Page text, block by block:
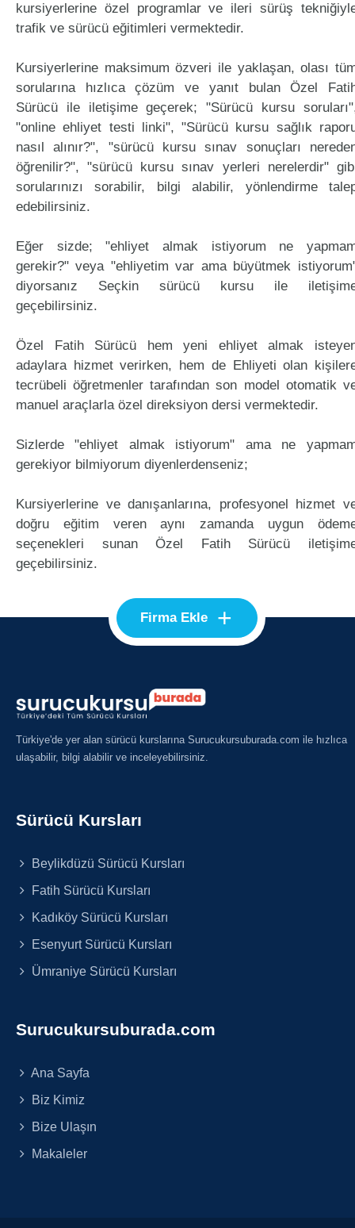
kursiyerlerine özel programlar ve ileri sürüş
trafik ve sürücü eğitimleri vermektedir.
Kursiyerlerine maksimum özveri ile yaklaşan, olası
sorularına hızlıca çözüm ve yanıt bulan Özel
Sürücü ile iletişime geçerek; "Sürücü kursu
"online ehliyet testi linki", "Sürücü kursu sağlık
nasıl alınır?", "sürücü kursu sınav sonuçları
öğrenilir?", "sürücü kursu sınav yerleri nerelerdir"
sorularınızı sorabilir, bilgi alabilir, yönlendirme
edebilirsiniz.
Eğer sizde; "ehliyet almak istiyorum ne
gerekir?" veya "ehliyetim var ama büyütmek
diyorsanız Seçkin sürücü kursu ile
geçebilirsiniz.
Özel Fatih Sürücü hem yeni ehliyet almak
adaylara hizmet verirken, hem de Ehliyeti olan
tecrübeli öğretmenler tarafından son model otomatik
manuel araçlarla özel direksiyon dersi vermektedir.
Sizlerde "ehliyet almak istiyorum" ama ne
gerekiyor bilmiyorum diyenlerdenseniz;
Kursiyerlerine ve danışanlarına, profesyonel hizmet
doğru eğitim veren aynı zamanda uygun
seçenekleri sunan Özel Fatih Sürücü
geçebilirsiniz.
Firma Ekle +
Türkiye'de yer alan sürücü kurslarına Surucukursuburada.com ile hızlıca
ulaşabilir, bilgi alabilir ve inceleyebilirsiniz.
Sürücü Kursları
Beylikdüzü Sürücü Kursları
Fatih Sürücü Kursları
Kadıköy Sürücü Kursları
Esenyurt Sürücü Kursları
Ümraniye Sürücü Kursları
Surucukursuburada.com
Ana Sayfa
Biz Kimiz
Bize Ulaşın
Makaleler